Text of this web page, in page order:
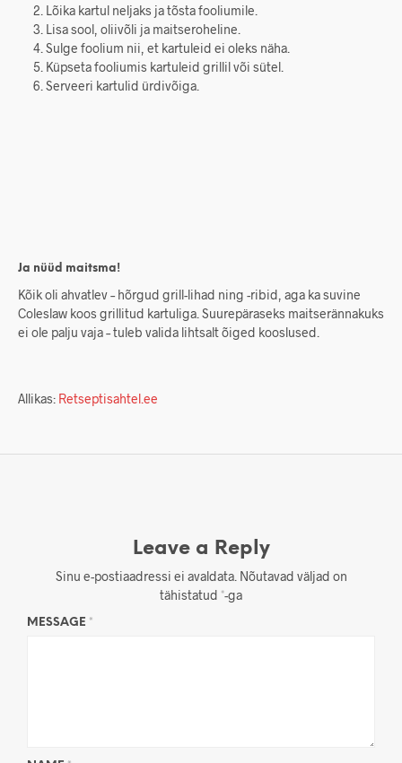
Lõika kartul neljaks ja tõsta fooliumile.
Lisa sool, oliivõli ja maitseroheline.
Sulge foolium nii, et kartuleid ei oleks näha.
Küpseta fooliumis kartuleid grillil või sütel.
Serveeri kartulid ürdivõiga.
Ja nüüd maitsma!
Kõik oli ahvatlev – hõrgud grill-lihad ning -ribid, aga ka suvine
Coleslaw koos grillitud kartuliga. Suurepäraseks maitserännakuks
ei ole palju vaja – tuleb valida lihtsalt õiged kooslused.
Allikas: Retseptisahtel.ee
Leave a Reply
Sinu e-postiaadressi ei avaldata. Nõutavad väljad on
tähistatud *-ga
MESSAGE *